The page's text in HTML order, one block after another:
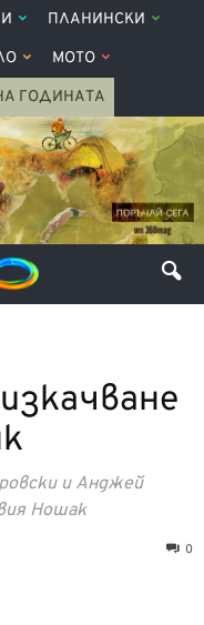
ПЛАНИНСКИ
МОТО
ГОДИНАТА
и Анджей
Ношак
0